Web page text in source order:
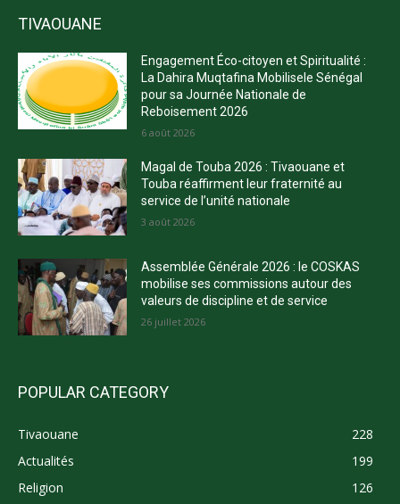
TIVAOUANE
Engagement Éco-citoyen et Spiritualité :
La Dahira Muqtafina Mobilisele Sénégal
pour sa Journée Nationale de
Reboisement 2026
6 août 2026
Magal de Touba 2026 : Tivaouane et
Touba réaffirment leur fraternité au
service de l’unité nationale
3 août 2026
Assemblée Générale 2026 : le COSKAS
mobilise ses commissions autour des
valeurs de discipline et de service
26 juillet 2026
POPULAR CATEGORY
Tivaouane
228
Actualités
199
Religion
126